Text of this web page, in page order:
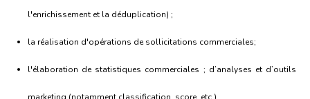
l'enrichissement et la déduplication) ;
la réalisation d'opérations de sollicitations commerciales;
l'élaboration de statistiques commerciales ; d’analyses et d’outils